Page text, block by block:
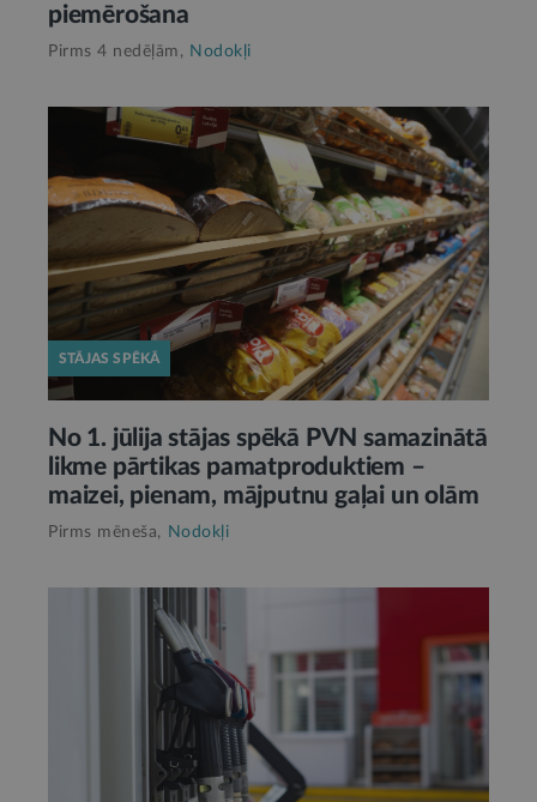
piemērošana
Pirms 4 nedēļām, Nodokļi
STĀJAS SPĒKĀ
No 1. jūlija stājas spēkā PVN samazinātā
likme pārtikas pamatproduktiem –
maizei, pienam, mājputnu gaļai un olām
Pirms mēneša, Nodokļi